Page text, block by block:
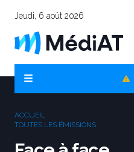
Jeudi, 6 août 2026
ACCUEIL
TOUTES LES ÉMISSIONS